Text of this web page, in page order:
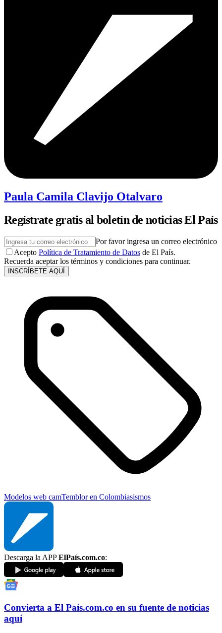
Paula Camila Clavijo Otalvaro
Regístrate gratis al boletín de noticias El País
Por favor ingresa un correo electrónico
Acepto Política de Tratamiento de Datos de El País.
Recuerda aceptar los términos y condiciones para continuar.
INSCRÍBETE AQUÍ
Modelos web camTemblor en Colombiasismos
Descarga la APPElPaís.com.co:
Convierta a El País.com.co en su fuente de noticias
aquí